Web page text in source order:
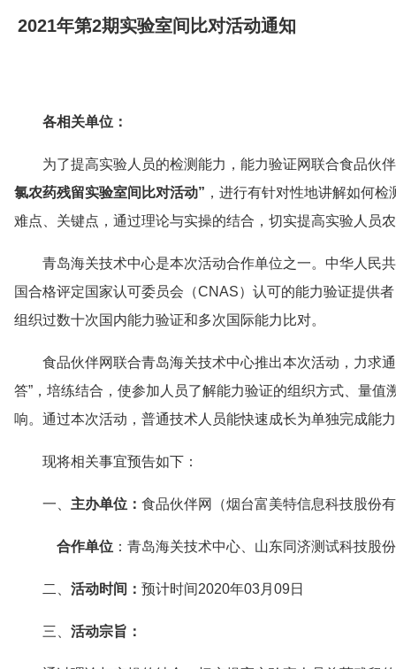
2021年第2期实验室间比对活动通知
各相关单位：
为了提高实验人员的检测能力，能力验证网联合食品伙
氯农药残留实验室间比对活动” ，进行有针对性地讲解如何
难点、关键点，通过理论与实操的结合，切实提高实验人员
青岛海关技术中心是本次活动合作单位之一。中华人民
国合格评定国家认可委员会（CNAS）认可的能力验证提供
组织过数十次国内能力验证和多次国际能力比对。
食品伙伴网联合青岛海关技术中心推出本次活动，力
答”，培练结合，使参加人员了解能力验证的组织方式、量
响。通过本次活动，普通技术人员能快速成长为单独完成能
现将相关事宜预告如下：
一、 主办单位： 食品伙伴网（烟台富美特信息科技股份
合作单位 ：青岛海关技术中心、山东同济测试科技股
二、 活动时间： 预计时间2020年03月09日
三、 活动宗旨：